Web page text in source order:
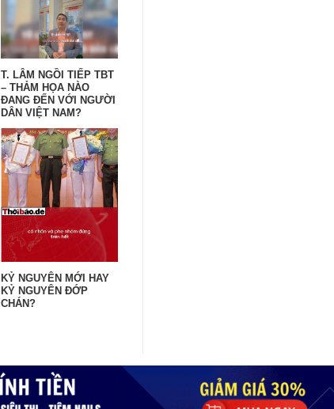
T. LÂM NGỒI TIẾP TBT
– THẢM HỌA NÀO
ĐANG ĐẾN VỚI NGƯỜI
DÂN VIỆT NAM?
KỶ NGUYÊN MỚI HAY
KỶ NGUYÊN ĐỚP
CHÁN?